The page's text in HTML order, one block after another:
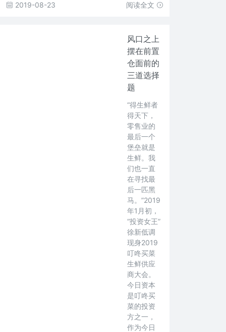
2019-08-23 阅读全文
风口之上
摆在前置
仓面前的
三道选择
题
“得生鲜者
得天下，
零售业的
最后一个
堡垒就是
生鲜。我
们也一直
在寻找最
后一匹黑
马。”2019
年1月初，
“投资女王”
徐新低调
现身2019
叮咚买菜
生鲜供应
商大会。
今日资本
是叮咚买
菜的投资
方之一，
作为今日